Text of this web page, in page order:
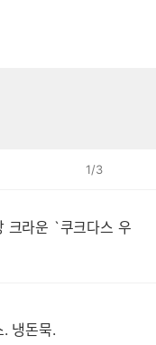
1/3
크라운 `쿠크다스 우
냉돈묵.